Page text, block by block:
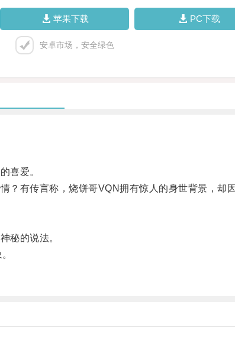
苹果下载 PC下载
安卓市场，安全绿色
喜爱。
有传言称，烧饼哥VQN拥有惊人的身世背景，却因
秘的说法。